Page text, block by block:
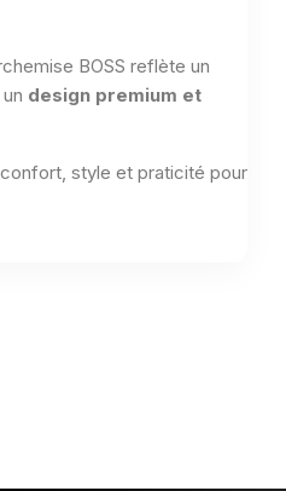
BOSS reflète un
design premium et
style et praticité pour